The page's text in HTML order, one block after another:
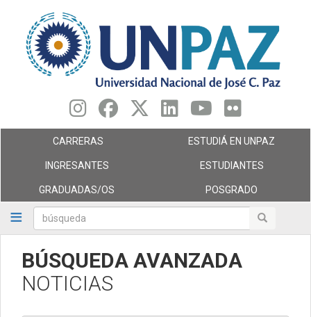
contenido
principal
búsqueda búsqueda
CARRERAS ESTUDIÁ EN UNPAZ
INGRESANTES ESTUDIANTES
GRADUADAS/OS POSGRADO
BÚSQUEDA AVANZADA
NOTICIAS